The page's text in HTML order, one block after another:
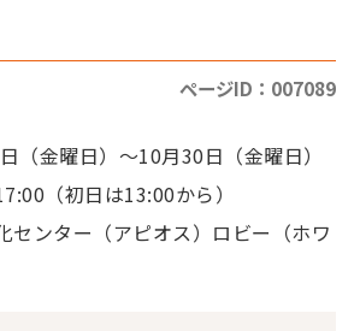
ページID：007089
（金曜日）～10月30日（金曜日）
（初日は13:00から）
センター（アピオス）ロビー（ホワ